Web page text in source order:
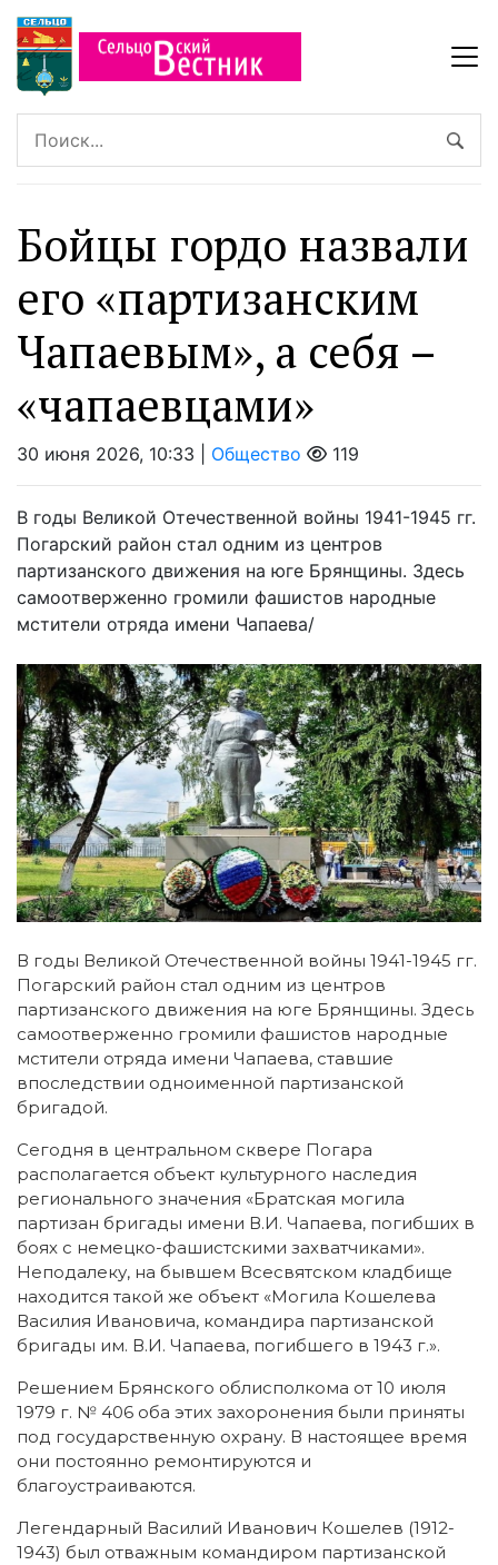
Бойцы гордо назвали
его «партизанским
Чапаевым», а себя –
«чапаевцами»
30 июня 2026, 10:33 | Общество 119
В годы Великой Отечественной войны 1941-1945 гг.
Погарский район стал одним из центров
партизанского движения на юге Брянщины. Здесь
самоотверженно громили фашистов народные
мстители отряда имени Чапаева/
В годы Великой Отечественной войны 1941-1945 гг.
Погарский район стал одним из центров
партизанского движения на юге Брянщины. Здесь
самоотверженно громили фашистов народные
мстители отряда имени Чапаева, ставшие
впоследствии одноименной партизанской
бригадой.
Сегодня в центральном сквере Погара
располагается объект культурного наследия
регионального значения «Братская могила
партизан бригады имени В.И. Чапаева, погибших в
боях с немецко-фашистскими захватчиками».
Неподалеку, на бывшем Всесвятском кладбище
находится такой же объект «Могила Кошелева
Василия Ивановича, командира партизанской
бригады им. В.И. Чапаева, погибшего в 1943 г.».
Решением Брянского облисполкома от 10 июля
1979 г. № 406 оба этих захоронения были приняты
под государственную охрану. В настоящее время
они постоянно ремонтируются и
благоустраиваются.
Легендарный Василий Иванович Кошелев (1912-
1943) был отважным командиром партизанской